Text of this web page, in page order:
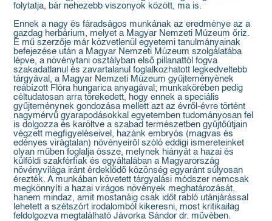
folytatja, bár nehezebb viszonyok között, ma is.
Ennek a nagy és fáradságos munkának az eredménye az a
gazdag herbárium, melyet a Magyar Nemzeti Múzeum őriz.
E mű szerzője már közvetlenül egyetemi tanulmányainak
befejezése után a Magyar Nemzeti Múzeum szolgálatába
lépve, a növénytani osztályban első pillanattól fogva
szakadatlanul és zavartalanul foglalkozhatott legkedveltebb
tárgyával, a Magyar Nemzeti Múzeum gyűjteményének
reábízott Flóra hungarica anyagával; munkakörében pedig
céltudatosan arra törekedett, hogy ennek a speciális
gyűjteménynek gondozása mellett azt az évről-évre történt
nagymérvű gyarapodásokkal egyetemben tudományosan fel
is dolgozza és karöltve a szabad természetben gyűjtőútjain
végzett megfigyeléseivel, hazánk embryós (magvas és
edényes virágtalan) növényeiről szóló eddigi ismereteinket
olyan műben foglalja össze, melynek hiányát a hazai és
külföldi szakférfiak és egyáltalában a Magyarország
növényvilága iránt érdeklődő közönség egyaránt súlyosan
érezték. A munkában követett tárgyalási módszer nemcsak
megkönnyíti a hazai virágos növények meghatározását,
hanem mindaz, amit mostanáig csak időt rabló utánjárással
lehetett a szétszórt irodalomból kikeresni, most kritikailag
feldolgozva megtalálható Jávorka Sándor dr. művében.